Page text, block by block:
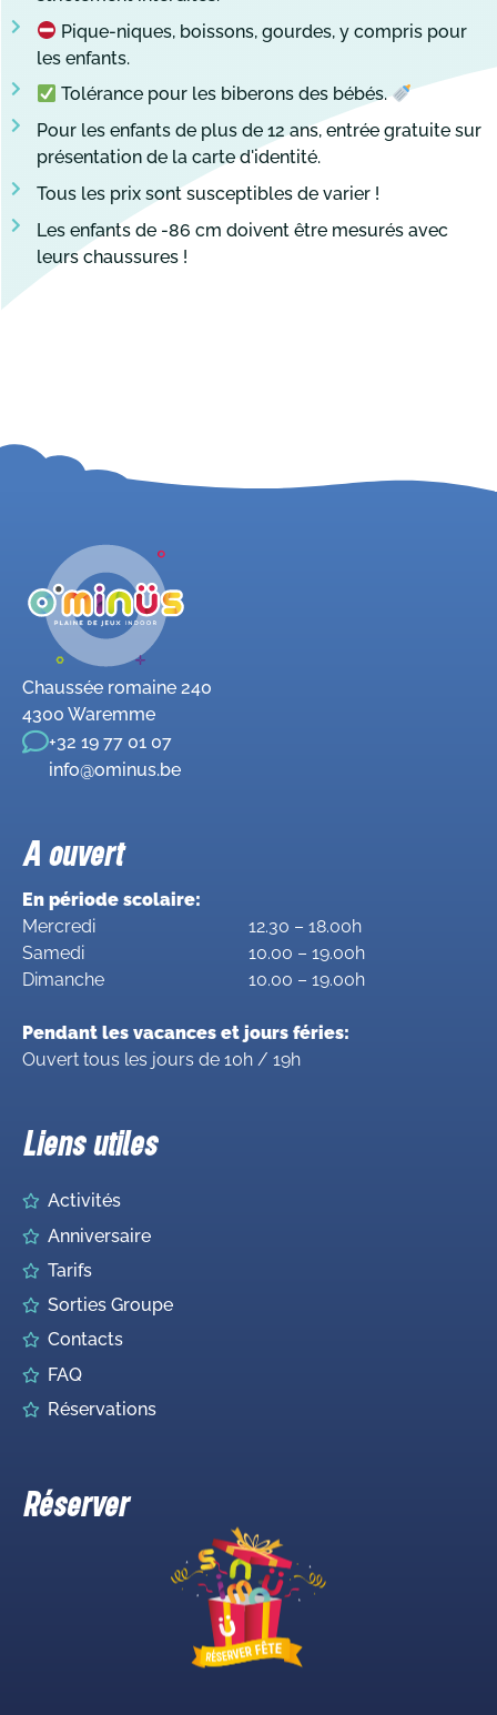
Pique-niques, boissons, gourdes, y compris pour
les enfants.
Tolérance pour les biberons des bébés.
Pour les enfants de plus de 12 ans, entrée gratuite sur
présentation de la carte d'identité.
Tous les prix sont susceptibles de varier !
Les enfants de -86 cm doivent être mesurés avec
leurs chaussures !
Chaussée romaine 240
4300 Waremme
+32 19 77 01 07
info@ominus.be
A ouvert
En période scolaire:
Mercredi
12.30 – 18.00h
Samedi
10.00 – 19.00h
Dimanche
10.00 – 19.00h
Pendant les vacances et jours féries:
Ouvert tous les jours de 10h / 19h
Liens utiles
Activités
Anniversaire
Tarifs
Sorties Groupe
Contacts
FAQ
Réservations
Réserver